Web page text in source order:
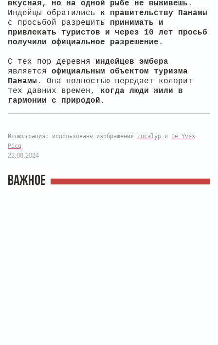
вкусная, но на одной рыбе не выживешь .
Индейцы обратились к правительству Панамы
с просьбой разрешить принимать и
привлекать туристов и через 10 лет просьб
получили официальное разрешение .
С тех пор деревня
индейцев эмбера
является официальным объектом туризма
Панамы . Она полностью передает колорит
тех давних времен, когда люди жили в
гармонии с природой .
Иллюстрация: использованы изображения Eucalyp и
De Yves
Picq
22.08.2024
ВАЖНОЕ